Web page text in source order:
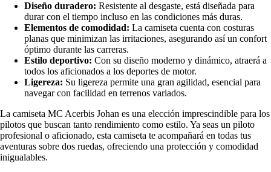
Diseño duradero: Resistente al desgaste, está diseñada para
durar con el tiempo incluso en las condiciones más duras.
Elementos de comodidad: La camiseta cuenta con costuras
planas que minimizan las irritaciones, asegurando así un confort
óptimo durante las carreras.
Estilo deportivo: Con su diseño moderno y dinámico, atraerá a
todos los aficionados a los deportes de motor.
Ligereza: Su ligereza permite una gran agilidad, esencial para
navegar con facilidad en terrenos variados.
La camiseta MC Acerbis Johan es una elección imprescindible para los
pilotos que buscan tanto rendimiento como estilo. Ya seas un piloto
profesional o aficionado, esta camiseta te acompañará en todas tus
aventuras sobre dos ruedas, ofreciendo una protección y comodidad
inigualables.